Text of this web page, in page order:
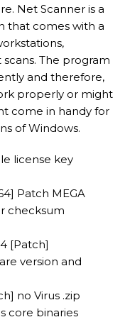
Net Scanner is a
that comes with a
The program
and therefore,
properly or might
come in handy for
of Windows.
license key
Patch MEGA
checksum
[Patch]
version and
no Virus .zip
core binaries